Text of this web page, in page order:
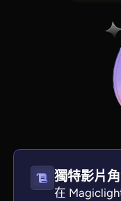
獨特影片
在